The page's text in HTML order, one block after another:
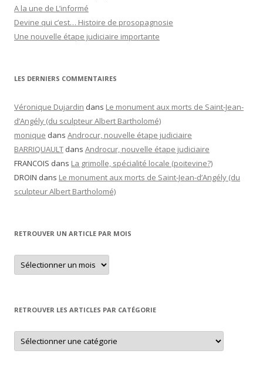
A la une de L’informé
Devine qui c’est… Histoire de prosopagnosie
Une nouvelle étape judiciaire importante
LES DERNIERS COMMENTAIRES
Véronique Dujardin dans Le monument aux morts de Saint-Jean-
d’Angély (du sculpteur Albert Bartholomé)
monique dans Androcur, nouvelle étape judiciaire
BARRIQUAULT dans Androcur, nouvelle étape judiciaire
FRANCOIS dans La grimolle, spécialité locale (poitevine?)
DROIN dans Le monument aux morts de Saint-Jean-d’Angély (du
sculpteur Albert Bartholomé)
RETROUVER UN ARTICLE PAR MOIS
Retrouver
un
article
RETROUVER LES ARTICLES PAR CATÉGORIE
Retrouver
les
articles